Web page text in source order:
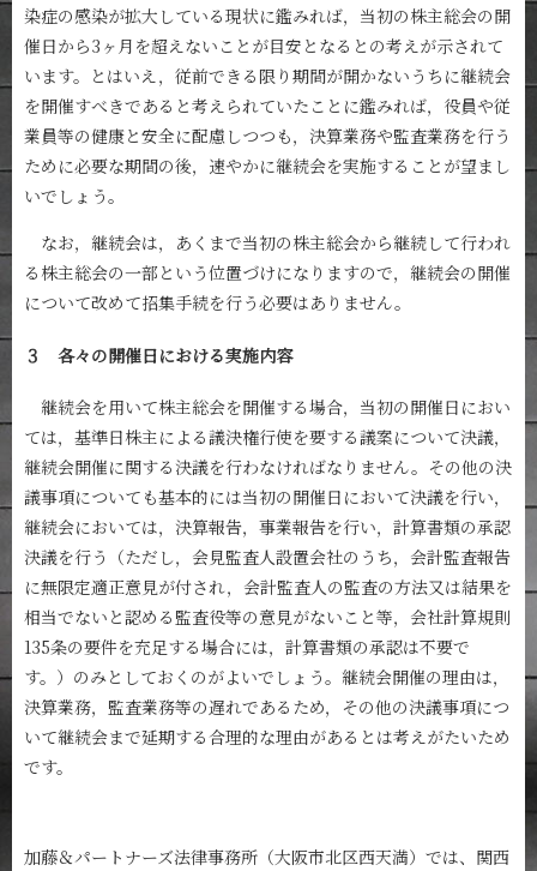
染症の感染が拡大している現状に鑑みれば，当初の株主総会の開
催日から3ヶ月を超えないことが目安となるとの考えが示されて
います。とはいえ，従前できる限り期間が開かないうちに継続会
を開催すべきであると考えられていたことに鑑みれば，役員や従
業員等の健康と安全に配慮しつつも，決算業務や監査業務を行う
ために必要な期間の後，速やかに継続会を実施することが望まし
いでしょう。
なお，継続会は，あくまで当初の株主総会から継続して行われ
る株主総会の一部という位置づけになりますので，継続会の開催
について改めて招集手続を行う必要はありません。
３ 各々の開催日における実施内容
継続会を用いて株主総会を開催する場合，当初の開催日におい
ては，基準日株主による議決権行使を要する議案について決議，
継続会開催に関する決議を行わなければなりません。その他の決
議事項についても基本的には当初の開催日において決議を行い，
継続会においては，決算報告，事業報告を行い，計算書類の承認
決議を行う（ただし，会見監査人設置会社のうち，会計監査報告
に無限定適正意見が付され，会計監査人の監査の方法又は結果を
相当でないと認める監査役等の意見がないこと等，会社計算規則
135条の要件を充足する場合には，計算書類の承認は不要で
す。）のみとしておくのがよいでしょう。継続会開催の理由は，
決算業務，監査業務等の遅れであるため，その他の決議事項につ
いて継続会まで延期する合理的な理由があるとは考えがたいため
です。
加藤＆パートナーズ法律事務所（大阪市北区西天満）では、関西